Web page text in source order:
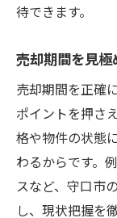
待できます。
売却期間を見
売却期間を正確
ポイントを押さ
格や物件の状態
わるからです。
スなど、守口市
し、現状把握を